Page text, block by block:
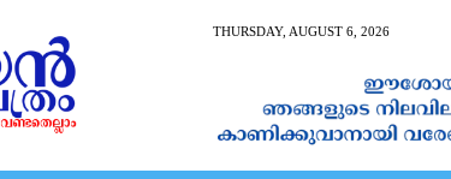
THURSDAY, AUGUST 6, 2026